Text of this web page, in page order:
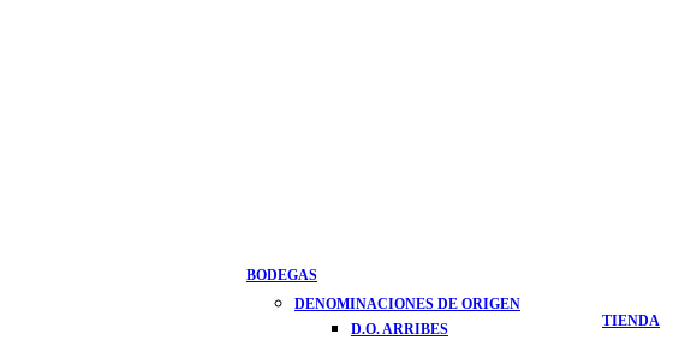
BODEGAS
DENOMINACIONES DE ORIGEN
D.O. ARRIBES
TIENDA